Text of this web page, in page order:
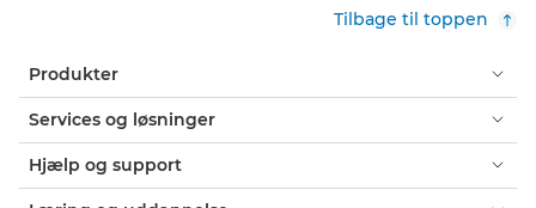
Tilbage til toppen
Produkter
Services og løsninger
Hjælp og support